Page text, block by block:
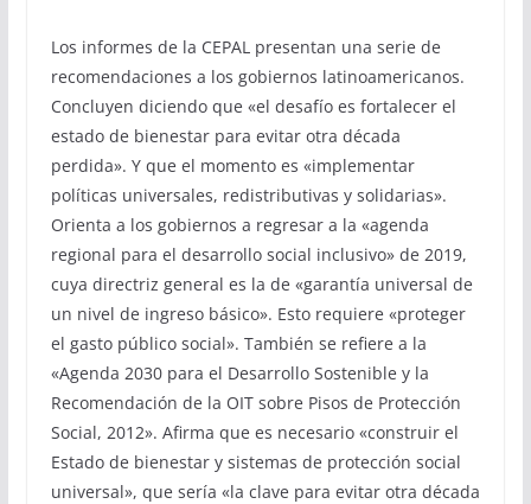
Los informes de la CEPAL presentan una serie de
recomendaciones a los gobiernos latinoamericanos.
Concluyen diciendo que «el desafío es fortalecer el
estado de bienestar para evitar otra década
perdida». Y que el momento es «implementar
políticas universales, redistributivas y solidarias».
Orienta a los gobiernos a regresar a la «agenda
regional para el desarrollo social inclusivo» de 2019,
cuya directriz general es la de «garantía universal de
un nivel de ingreso básico». Esto requiere «proteger
el gasto público social». También se refiere a la
«Agenda 2030 para el Desarrollo Sostenible y la
Recomendación de la OIT sobre Pisos de Protección
Social, 2012». Afirma que es necesario «construir el
Estado de bienestar y sistemas de protección social
universal», que sería «la clave para evitar otra década